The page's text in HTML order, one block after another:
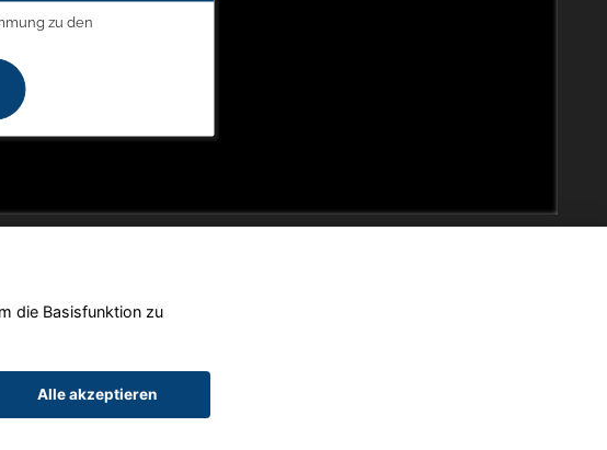
zu den
die Basisfunktion zu
Alle akzeptieren